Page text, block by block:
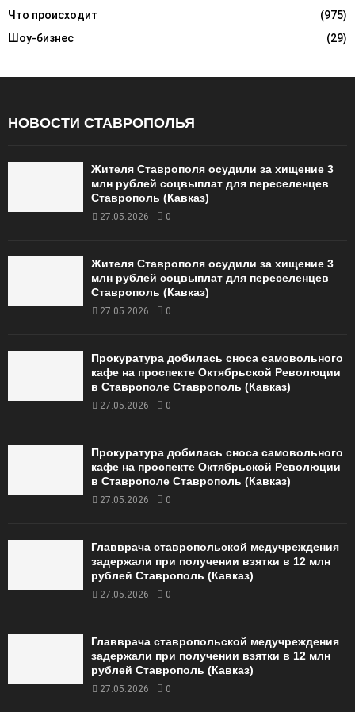
Что происходит
(975)
Шоу-бизнес
(29)
НОВОСТИ СТАВРОПОЛЬЯ
Жителя Ставрополя осудили за хищение 3
млн рублей соцвыплат для переселенцев
Ставрополь (Кавказ)
27.05.2026 0
Жителя Ставрополя осудили за хищение 3
млн рублей соцвыплат для переселенцев
Ставрополь (Кавказ)
27.05.2026 0
Прокуратура добилась сноса самовольного
кафе на проспекте Октябрьской Революции
в Ставрополе Ставрополь (Кавказ)
27.05.2026 0
Прокуратура добилась сноса самовольного
кафе на проспекте Октябрьской Революции
в Ставрополе Ставрополь (Кавказ)
27.05.2026 0
Главврача ставропольской медучреждения
задержали при получении взятки в 12 млн
рублей Ставрополь (Кавказ)
27.05.2026 0
Главврача ставропольской медучреждения
задержали при получении взятки в 12 млн
рублей Ставрополь (Кавказ)
27.05.2026 0